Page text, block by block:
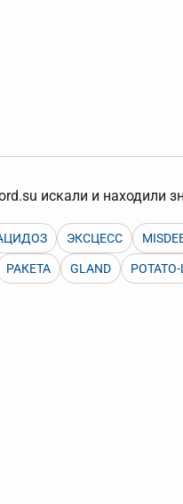
(как в кроссворде),
указывать
неизвестные буквы.
Получается "***м***ов
искали и находили
ЭКСЦЕСС
РАКЕТА GLAND